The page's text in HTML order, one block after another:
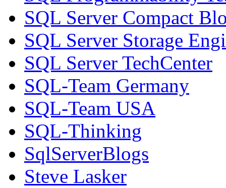
SQL Server Compact
SQL Server Storage
SQL Server TechCenter
SQL-Team Germany
SQL-Team USA
SQL-Thinking
SqlServerBlogs
Steve Lasker